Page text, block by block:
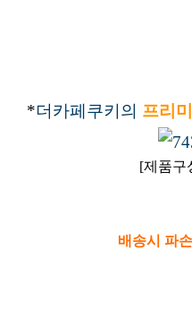
​*더카페쿠키의 프리
[제품구
배송시 파